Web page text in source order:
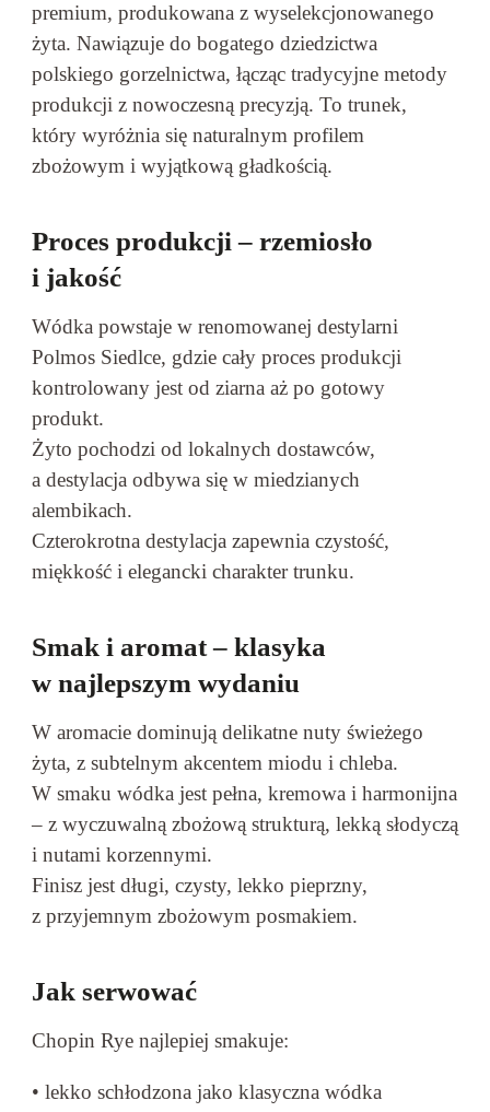
premium, produkowana z wyselekcjonowanego
żyta. Nawiązuje do bogatego dziedzictwa
polskiego gorzelnictwa, łącząc tradycyjne metody
produkcji z nowoczesną precyzją. To trunek,
który wyróżnia się naturalnym profilem
zbożowym i wyjątkową gładkością.
Proces produkcji – rzemiosło
i jakość
Wódka powstaje w renomowanej destylarni
Polmos Siedlce, gdzie cały proces produkcji
kontrolowany jest od ziarna aż po gotowy
produkt.
Żyto pochodzi od lokalnych dostawców,
a destylacja odbywa się w miedzianych
alembikach.
Czterokrotna destylacja zapewnia czystość,
miękkość i elegancki charakter trunku.
Smak i aromat – klasyka
w najlepszym wydaniu
W aromacie dominują delikatne nuty świeżego
żyta, z subtelnym akcentem miodu i chleba.
W smaku wódka jest pełna, kremowa i harmonijna
– z wyczuwalną zbożową strukturą, lekką słodyczą
i nutami korzennymi.
Finisz jest długi, czysty, lekko pieprzny,
z przyjemnym zbożowym posmakiem.
Jak serwować
Chopin Rye najlepiej smakuje:
• lekko schłodzona jako klasyczna wódka